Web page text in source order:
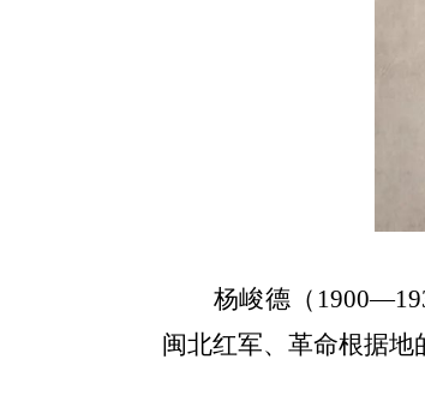
杨峻德（ 1900—
闽北红军、革命根据地